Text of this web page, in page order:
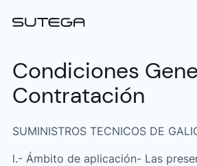
Condiciones
Contratación
SUMINISTROS TECNICOS DE
l.- Ámbito de aplicación- Las